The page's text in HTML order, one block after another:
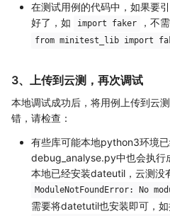
在测试用例的代码中，如果要
好了，如
import faker ，不
from minitest_lib import
3、上传到云测，再次调试
本地调试成功后，将用例上传到云
错，请检查：
有些库可能本地python3环境
debug_analyse.py中也会执行
本地已经安装dateutil，云测没
ModuleNotFoundError: No
需要将datetutil也安装即可，